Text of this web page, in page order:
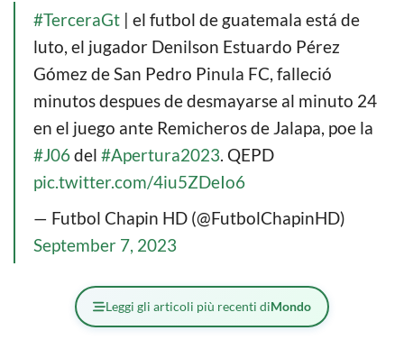
#TerceraGt | el futbol de guatemala está de
luto, el jugador Denilson Estuardo Pérez
Gómez de San Pedro Pinula FC, falleció
minutos despues de desmayarse al minuto 24
en el juego ante Remicheros de Jalapa, poe la
#J06del #Apertura2023. QEPD
pic.twitter.com/4iu5ZDeIo6
— Futbol Chapin HD (@FutbolChapinHD)
September 7, 2023
Leggi gli articoli più recenti diMondo